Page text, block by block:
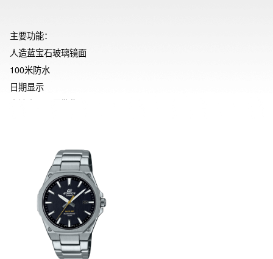
主要功能：
人造蓝宝石玻璃镜面
100米防水
日期显示
电池电量不足警告